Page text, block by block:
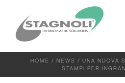
HOME / NEWS / UNA NUOVA
STAMPI PER